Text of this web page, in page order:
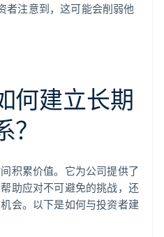
者注意到，这可能会削弱他
何建立长期
积累价值。它为公司提供了
助应对不可避免的挑战，还
会。以下是如何与投资者建